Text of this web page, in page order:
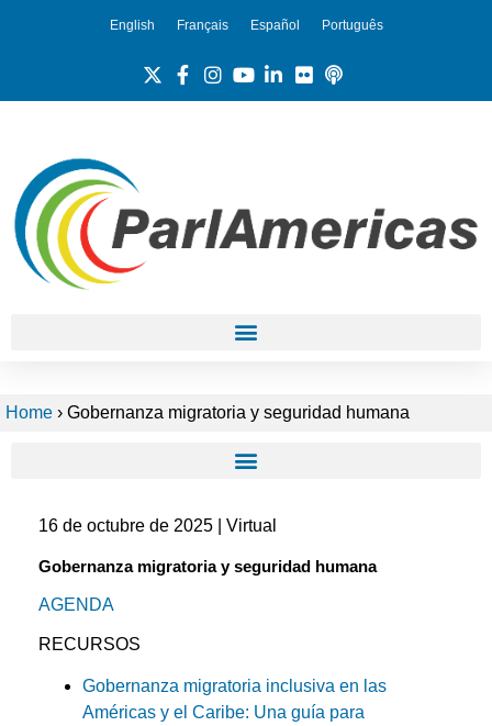
English Français Español Português
Home › Gobernanza migratoria y seguridad humana
16 de octubre de 2025 | Virtual
Gobernanza migratoria y seguridad humana
AGENDA
RECURSOS
Gobernanza migratoria inclusiva en las
Américas y el Caribe: Una guía para